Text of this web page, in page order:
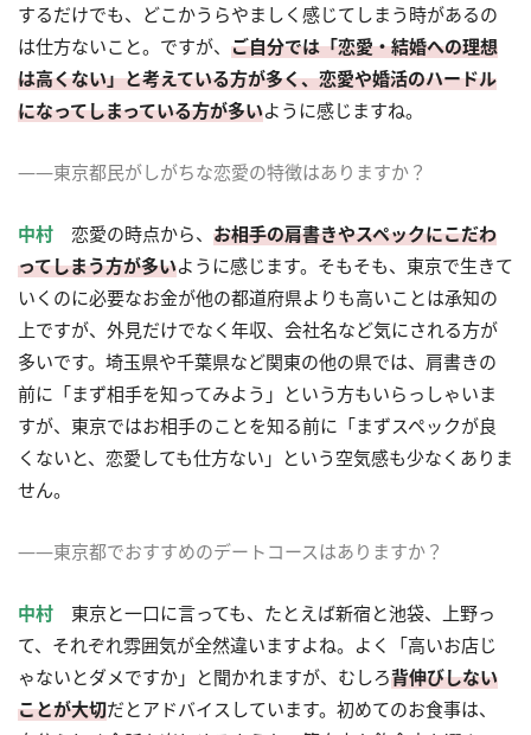
するだけでも、どこかうらやましく感じてしまう時があるの
は仕方ないこと。ですが、 ご自分では「恋愛・結婚への理想
は高くない」と考えている方が多く、恋愛や婚活のハードル
になってしまっている方が多いように感じますね。
――東京都民がしがちな恋愛の特徴はありますか？
中村 恋愛の時点から、 お相手の肩書きやスペックにこだわ
ってしまう方が多いように感じます。そもそも、東京で生きて
いくのに必要なお金が他の都道府県よりも高いことは承知の
上ですが、外見だけでなく年収、会社名など気にされる方が
多いです。埼玉県や千葉県など関東の他の県では、肩書きの
前に「まず相手を知ってみよう」という方もいらっしゃいま
すが、東京ではお相手のことを知る前に「まずスペックが良
くないと、恋愛しても仕方ない」という空気感も少なくありま
せん。
――東京都でおすすめのデートコースはありますか？
中村
東京と一口に言っても、たとえば新宿と池袋、上野っ
て、それぞれ雰囲気が全然違いますよね。よく「高いお店じ
ゃないとダメですか」と聞かれますが、むしろ背伸びしない
ことが大切だとアドバイスしています。初めてのお食事は、